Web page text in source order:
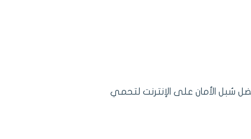
سُبل الأمان على الإنترنت لتحمي